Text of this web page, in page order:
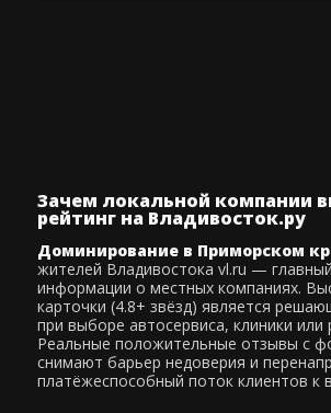
Зачем локальной компании
рейтинг на Владивосток.ру
Доминирование в Приморском
жителей Владивостока vl.ru —
информации о местных компаниях.
карточки (4.8+ звёзд) является
при выборе автосервиса, клиники или
Реальные положительные отзывы с
снимают барьер недоверия и
платёжеспособный поток клиентов к